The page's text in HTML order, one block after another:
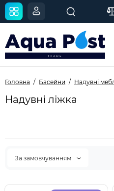
Головна Басейни Надувні
Надувні ліжка
За замовчуванням